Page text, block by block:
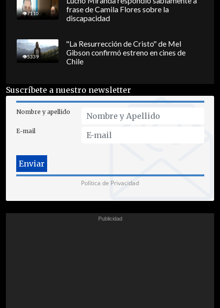
7110
frase de Camila Flores sobre la
discapacidad
5339
"La Resurrección de Cristo" de Mel
Gibson confirmó estreno en cines de
Chile
Suscríbete a nuestro newsletter
Nombre y apellido
E-mail
Política de Privacidad